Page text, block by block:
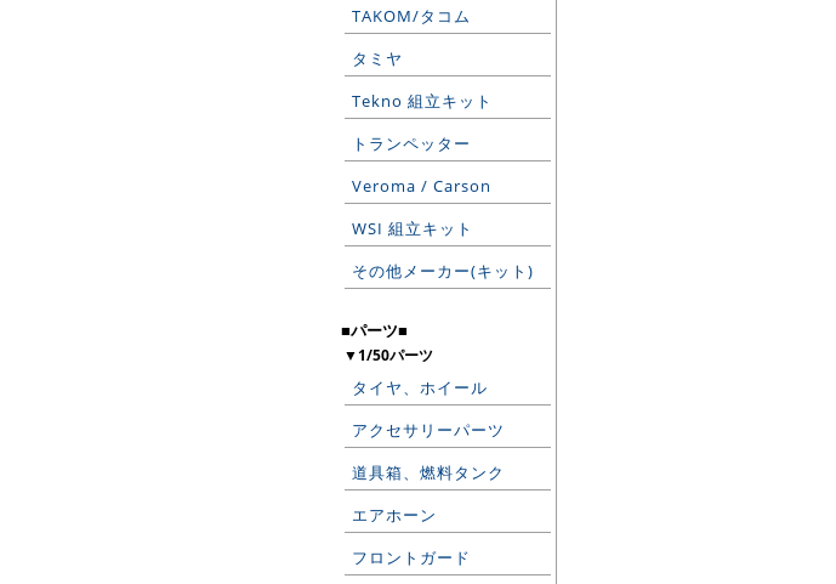
TAKOM/タコム
タミヤ
Tekno 組立キット
トランペッター
Veroma / Carson
WSI 組立キット
その他メーカー(キット)
■パーツ■
▼1/50パーツ
タイヤ、ホイール
アクセサリーパーツ
道具箱、燃料タンク
エアホーン
フロントガード